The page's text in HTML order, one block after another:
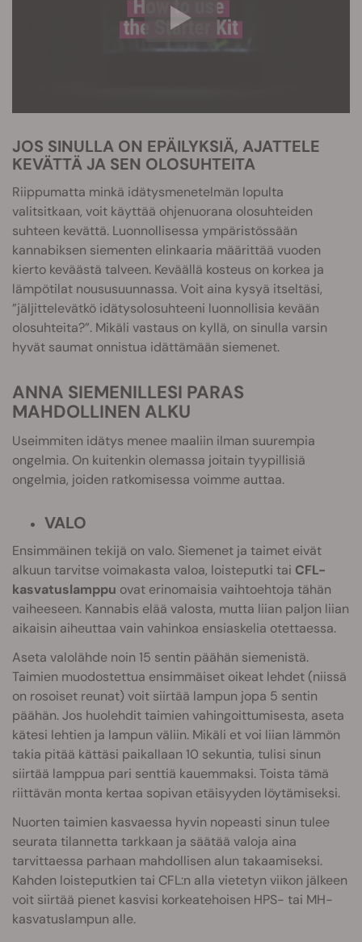
JOS SINULLA ON EPÄILYKSIÄ, AJATTELE
KEVÄTTÄ JA SEN OLOSUHTEITA
Riippumatta minkä idätysmenetelmän lopulta
valitsitkaan, voit käyttää ohjenuorana olosuhteiden
suhteen kevättä. Luonnollisessa ympäristössään
kannabiksen siementen elinkaaria määrittää vuoden
kierto keväästä talveen. Keväällä kosteus on korkea ja
lämpötilat noususuunnassa. Voit aina kysyä itseltäsi,
”jäljittelevätkö idätysolosuhteeni luonnollisia kevään
olosuhteita?”. Mikäli vastaus on kyllä, on sinulla varsin
hyvät saumat onnistua idättämään siemenet.
ANNA SIEMENILLESI PARAS
MAHDOLLINEN ALKU
Useimmiten idätys menee maaliin ilman suurempia
ongelmia. On kuitenkin olemassa joitain tyypillisiä
ongelmia, joiden ratkomisessa voimme auttaa.
VALO
Ensimmäinen tekijä on valo. Siemenet ja taimet eivät
alkuun tarvitse voimakasta valoa, loisteputki tai CFL-
kasvatuslamppu ovat erinomaisia vaihtoehtoja tähän
vaiheeseen. Kannabis elää valosta, mutta liian paljon liian
aikaisin aiheuttaa vain vahinkoa ensiaskelia otettaessa.
Aseta valolähde noin 15 sentin päähän siemenistä.
Taimien muodostettua ensimmäiset oikeat lehdet (niissä
on rosoiset reunat) voit siirtää lampun jopa 5 sentin
päähän. Jos huolehdit taimien vahingoittumisesta, aseta
kätesi lehtien ja lampun väliin. Mikäli et voi liian lämmön
takia pitää kättäsi paikallaan 10 sekuntia, tulisi sinun
siirtää lamppua pari senttiä kauemmaksi. Toista tämä
riittävän monta kertaa sopivan etäisyyden löytämiseksi.
Nuorten taimien kasvaessa hyvin nopeasti sinun tulee
seurata tilannetta tarkkaan ja säätää valoja aina
tarvittaessa parhaan mahdollisen alun takaamiseksi.
Kahden loisteputkien tai CFL:n alla vietetyn viikon jälkeen
voit siirtää pienet kasvisi korkeatehoisen HPS- tai MH-
kasvatuslampun alle.